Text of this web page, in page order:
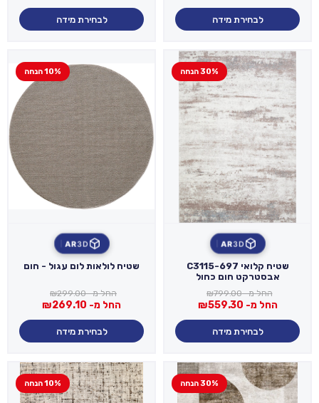
לבחירת מידה לבחירת מידה
30% הנחה
3D
AR
שטיח קלואי C3115-697
אבסטרקט חום כחול
החל מ- ₪799.00
החל מ- ₪559.30
לבחירת מידה
10% הנחה
3D
AR
שטיח לולאות לום עגול - חום
החל מ- ₪299.00
החל מ- ₪269.10
לבחירת מידה
30% הנחה 10% הנחה